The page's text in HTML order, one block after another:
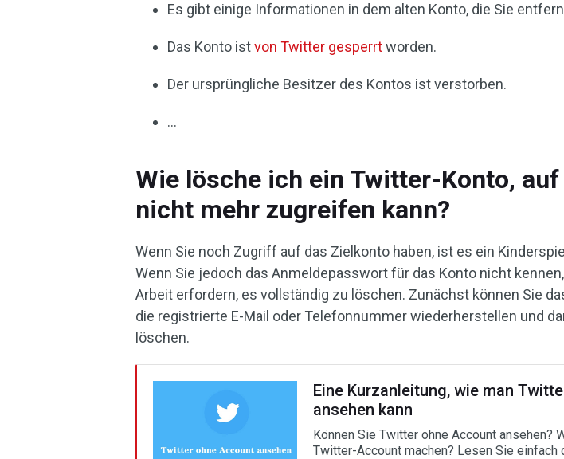
Es gibt einige Informationen in dem alten Konto, die Sie
Das Konto istvon Twitter gesperrtworden.
Der ursprüngliche Besitzer des Kontos ist verstorben.
…
Wie lösche ich ein Twitter-Konto,
nicht mehr zugreifen kann?
Wenn Sie noch Zugriff auf das Zielkonto haben, ist es ein
Wenn Sie jedoch das Anmeldepasswort für das Konto nicht
Arbeit erfordern, es vollständig zu löschen. Zunächst können Sie
die registrierte E-Mail oder Telefonnummer wiederherstellen und
löschen.
Eine Kurzanleitung, wie man
ansehen kann
Können Sie Twitter ohne Account ansehen?
Twitter-Account machen? Lesen Sie einfach